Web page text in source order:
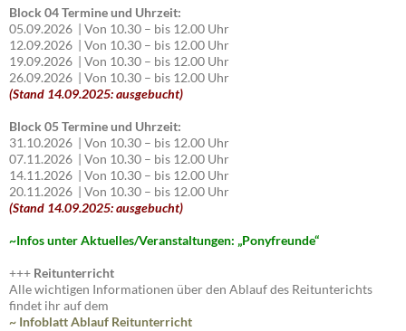
Block 04 Termine und Uhrzeit:
05.09.2026 | Von 10.30 – bis 12.00 Uhr
12.09.2026 | Von 10.30 – bis 12.00 Uhr
19.09.2026 | Von 10.30 – bis 12.00 Uhr
26.09.2026 | Von 10.30 – bis 12.00 Uhr
(Stand 14.09.2025: ausgebucht)
Block 05 Termine und Uhrzeit:
31.10.2026 | Von 10.30 – bis 12.00 Uhr
07.11.2026 | Von 10.30 – bis 12.00 Uhr
14.11.2026 | Von 10.30 – bis 12.00 Uhr
20.11.2026 | Von 10.30 – bis 12.00 Uhr
(Stand 14.09.2025: ausgebucht)
~Infos unter Aktuelles/Veranstaltungen: „Ponyfreunde“
+++ Reitunterricht
Alle wichtigen Informationen über den Ablauf des Reitunterichts
findet ihr auf dem
~ Infoblatt Ablauf Reitunterricht